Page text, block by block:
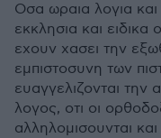
Οσα ωραια λογια
εκκλησια και
εχουν χασει την
εμπιστοσυνη των
ευαγγελιζονται
λογος, οτι οι
αλληλομισουνται